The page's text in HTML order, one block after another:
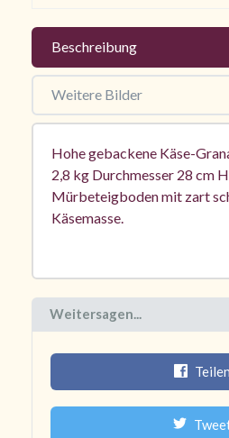
Beschreibung
Weitere Bilder
Hohe gebackene Käse-
2,8 kg Durchmesser 28 cm
Mürbeteigboden mit zart
Käsemasse.
Weitersagen...
Teilen